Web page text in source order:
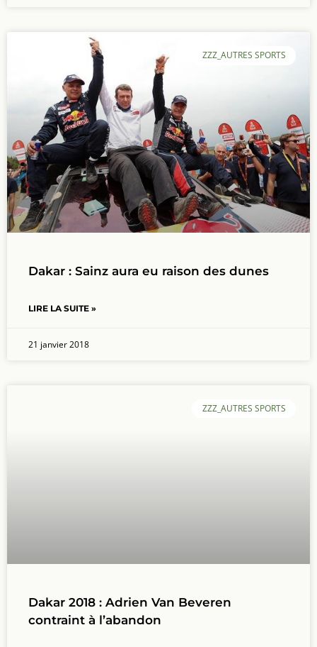
ZZZ_AUTRES SPORTS
Dakar : Sainz aura eu raison des dunes
LIRE LA SUITE »
21 janvier 2018
ZZZ_AUTRES SPORTS
Dakar 2018 : Adrien Van Beveren
contraint à l’abandon